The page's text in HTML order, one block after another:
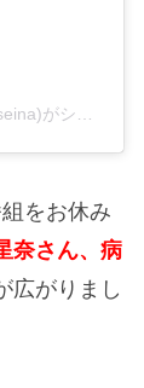
谷元星奈 (カンテレアナウンサー)(@tanimoto_seina)がシェアした投稿
をお休み
奈さん、病
広がりまし